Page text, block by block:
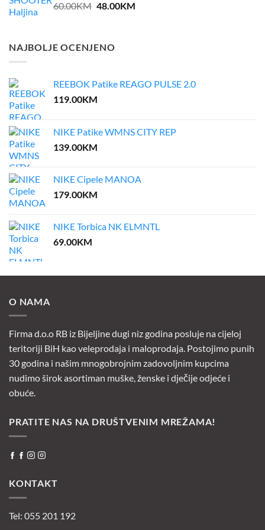
60.00KM Original
60.00KM.
48.00KMCurrent
NAJBOLJE OCENJENO
REEBOK Patike REAGO PULSE 2.0
119.00KM
NIKE Patike WMNS CITY REP
139.00KM
NIKE Cipele MANOA
179.00KM
NIKE Torbica NK ELMNTL
69.00KM
O NAMA
Firma d.o.o RB iz Bijeljine dugi niz godina posluje na cijeloj
teritoriji BiH kao veleprodaja i maloprodaja. Postojimo punih
30 godina i našim mnogobrojnim zadovoljnim kupcima
nudimo širok asortiman muške, ženske i dječije odjeće i
obuće.
PRATITE NAS NA DRUŠTVENIM MREŽAMA!
KONTAKT
Tel: 055 201 192